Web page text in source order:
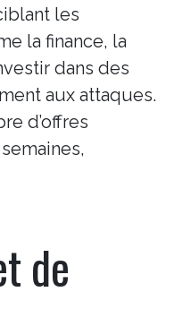
les
la finance, la
dans des
aux attaques.
d’offres
de